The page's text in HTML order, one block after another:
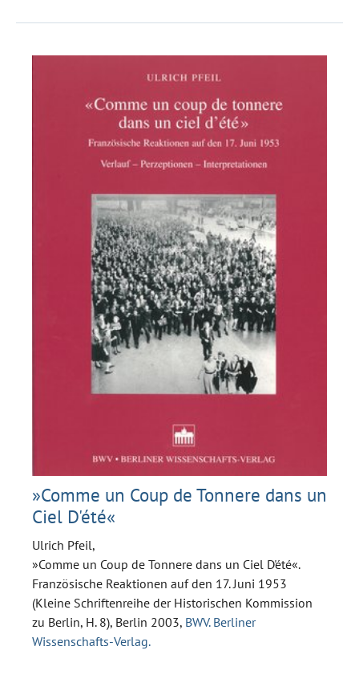
»Comme un Coup de Tonnere dans un
Ciel D'été«
Ulrich Pfeil,
»Comme un Coup de Tonnere dans un Ciel D'été«.
Französische Reaktionen auf den 17. Juni 1953
(Kleine Schriftenreihe der Historischen Kommission
zu Berlin, H. 8), Berlin 2003, BWV. Berliner
Wissenschafts-Verlag.